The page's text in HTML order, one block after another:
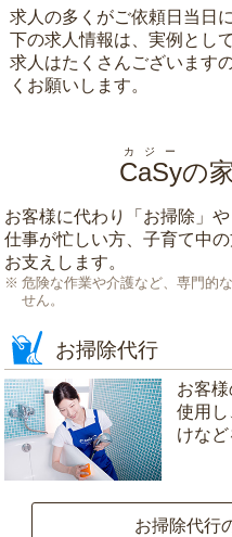
求人の多くがご依頼日当日
下の求人情報は、実例とし
求人はたくさんございます
くお願いします。
CaSy
カジー
の
お客様に代わり「 お掃除 」や
仕事が忙しい方、子育て中
お支えします。
危険な作業や介護など、専門的
せん。
お掃除代行
お客
使用
けなど
お掃除代行